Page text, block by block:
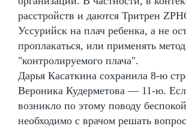
расстройств и даются Тритрен
Уссурийск на плач ребенка, а не
проплакаться, или применять
"контролируемого плача".
Дарья Касаткина сохранила 8-ю
Вероника Кудерметова — 11-ю.
возникло по этому поводу
необходимо с врачом решать